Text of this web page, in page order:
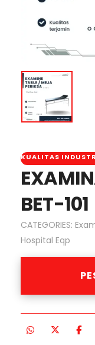
KUALITAS
BET-101
CATEGORIES:
Hospital Eqp